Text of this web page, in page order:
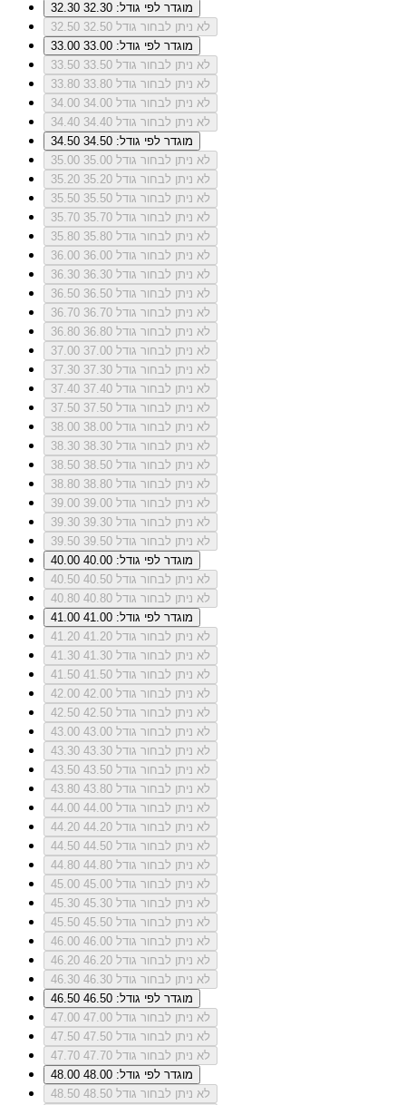
32.30
מוגדר לפי גודל: 32.30
32.50
לא ניתן לבחור גודל 32.50
33.00
מוגדר לפי גודל: 33.00
33.50
לא ניתן לבחור גודל 33.50
33.80
לא ניתן לבחור גודל 33.80
34.00
לא ניתן לבחור גודל 34.00
34.40
לא ניתן לבחור גודל 34.40
34.50
מוגדר לפי גודל: 34.50
35.00
לא ניתן לבחור גודל 35.00
35.20
לא ניתן לבחור גודל 35.20
35.50
לא ניתן לבחור גודל 35.50
35.70
לא ניתן לבחור גודל 35.70
35.80
לא ניתן לבחור גודל 35.80
36.00
לא ניתן לבחור גודל 36.00
36.30
לא ניתן לבחור גודל 36.30
36.50
לא ניתן לבחור גודל 36.50
36.70
לא ניתן לבחור גודל 36.70
36.80
לא ניתן לבחור גודל 36.80
37.00
לא ניתן לבחור גודל 37.00
37.30
לא ניתן לבחור גודל 37.30
37.40
לא ניתן לבחור גודל 37.40
37.50
לא ניתן לבחור גודל 37.50
38.00
לא ניתן לבחור גודל 38.00
38.30
לא ניתן לבחור גודל 38.30
38.50
לא ניתן לבחור גודל 38.50
38.80
לא ניתן לבחור גודל 38.80
39.00
לא ניתן לבחור גודל 39.00
39.30
לא ניתן לבחור גודל 39.30
39.50
לא ניתן לבחור גודל 39.50
40.00
מוגדר לפי גודל: 40.00
40.50
לא ניתן לבחור גודל 40.50
40.80
לא ניתן לבחור גודל 40.80
41.00
מוגדר לפי גודל: 41.00
41.20
לא ניתן לבחור גודל 41.20
41.30
לא ניתן לבחור גודל 41.30
41.50
לא ניתן לבחור גודל 41.50
42.00
לא ניתן לבחור גודל 42.00
42.50
לא ניתן לבחור גודל 42.50
43.00
לא ניתן לבחור גודל 43.00
43.30
לא ניתן לבחור גודל 43.30
43.50
לא ניתן לבחור גודל 43.50
43.80
לא ניתן לבחור גודל 43.80
44.00
לא ניתן לבחור גודל 44.00
44.20
לא ניתן לבחור גודל 44.20
44.50
לא ניתן לבחור גודל 44.50
44.80
לא ניתן לבחור גודל 44.80
45.00
לא ניתן לבחור גודל 45.00
45.30
לא ניתן לבחור גודל 45.30
45.50
לא ניתן לבחור גודל 45.50
46.00
לא ניתן לבחור גודל 46.00
46.20
לא ניתן לבחור גודל 46.20
46.30
לא ניתן לבחור גודל 46.30
46.50
מוגדר לפי גודל: 46.50
47.00
לא ניתן לבחור גודל 47.00
47.50
לא ניתן לבחור גודל 47.50
47.70
לא ניתן לבחור גודל 47.70
48.00
מוגדר לפי גודל: 48.00
48.50
לא ניתן לבחור גודל 48.50